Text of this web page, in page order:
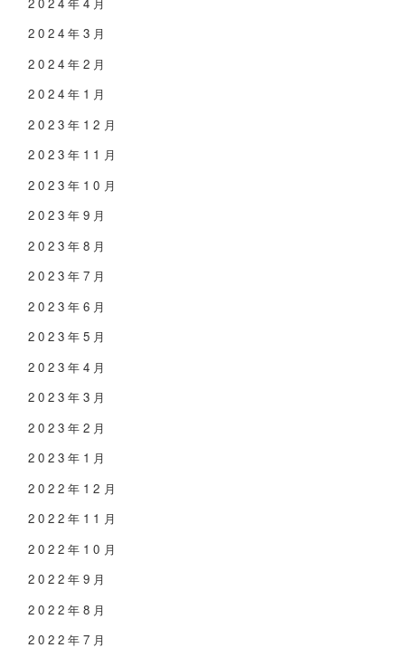
2024年3月
2024年2月
2024年1月
2023年12月
2023年11月
2023年10月
2023年9月
2023年8月
2023年7月
2023年6月
2023年5月
2023年4月
2023年3月
2023年2月
2023年1月
2022年12月
2022年11月
2022年10月
2022年9月
2022年8月
2022年7月